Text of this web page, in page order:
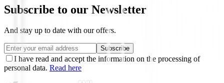
Subscribe to our Newsletter
And stay up to date with our offers.
Subscribe
I have read and accept the information on the processing of
personal data. Read here